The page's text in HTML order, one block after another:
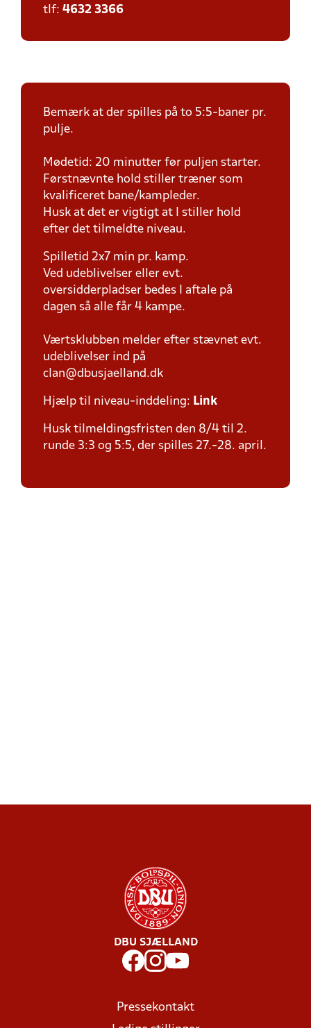
tlf: 4632 3366
Bemærk at der spilles på to 5:5-baner pr.
pulje.
Mødetid: 20 minutter før puljen starter.
Førstnævnte hold stiller træner som
kvalificeret bane/kampleder.
Husk at det er vigtigt at I stiller hold
efter det tilmeldte niveau.
Spilletid 2x7 min pr. kamp.
Ved udeblivelser eller evt.
oversidderpladser bedes I aftale på
dagen så alle får 4 kampe.
Værtsklubben melder efter stævnet evt.
udeblivelser ind på
clan@dbusjaelland.dk
Hjælp til niveau-inddeling: Link
Husk tilmeldingsfristen den 8/4 til 2.
runde 3:3 og 5:5, der spilles 27.-28. april.
DBU SJÆLLAND
Pressekontakt